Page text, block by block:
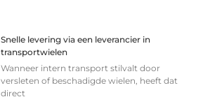
Snelle levering via een leverancier in
transportwielen
Wanneer intern transport stilvalt door
versleten of beschadigde wielen, heeft dat
direct